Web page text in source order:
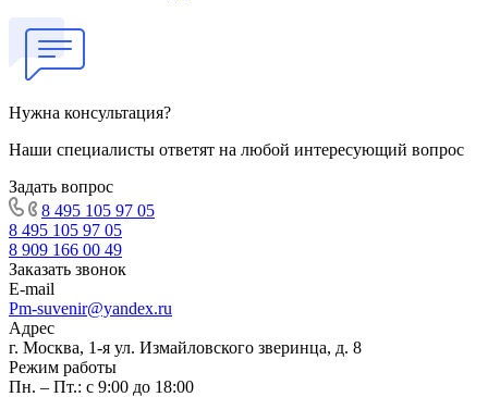
Нужна консультация?
Наши специалисты ответят на любой интересующий вопрос
Задать вопрос
8 495 105 97 05
8 495 105 97 05
8 909 166 00 49
Заказать звонок
E-mail
Pm-suvenir@yandex.ru
Адрес
г. Москва, 1-я ул. Измайловского зверинца, д. 8
Режим работы
Пн. – Пт.: с 9:00 до 18:00